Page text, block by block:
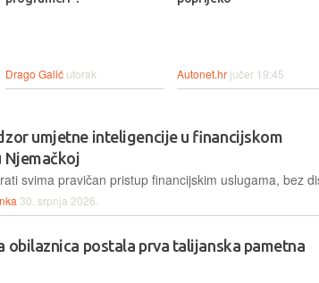
Drago Galić utorak Autonet.hr jučer 19:45
umjetne inteligencije u financijskom
Njemačkoj
30. srpnja 2026.
obilaznica postala prva talijanska pametna